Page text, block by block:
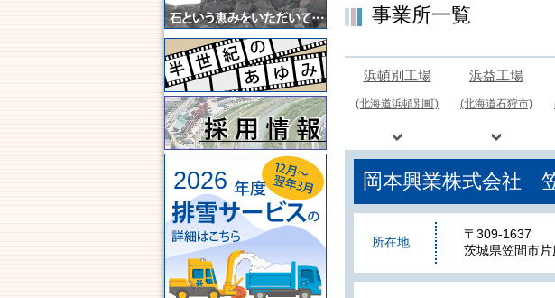
2026
事業所一覧
浜頓別工場
(北海道浜頓別町)
浜益工場
(北海道石狩市)
岡本興業株式会社
所在地
〒309-1637
茨城県笠間市